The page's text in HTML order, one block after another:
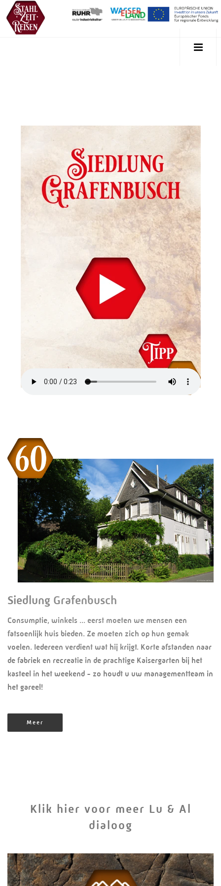
Siedlung Grafenbusch
Consumptie, winkels ... eerst moeten we mensen een
fatsoenlijk huis bieden. Ze moeten zich op hun gemak
voelen. Iedereen verdient wat hij krijgt. Korte afstanden naar
de fabriek en recreatie in de prachtige Kaisergarten bij het
kasteel in het weekend - zo houdt u uw managementteam in
het gareel!
Meer
Klik hier voor meer Lu & Al
dialoog